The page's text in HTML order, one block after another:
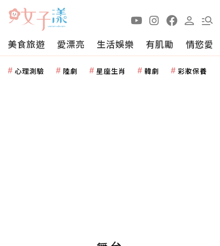
美食旅遊 愛漂亮 生活娛樂 有肌勵 情慾愛
心理測驗 陸劇 星座生肖 韓劇 彩妝保養